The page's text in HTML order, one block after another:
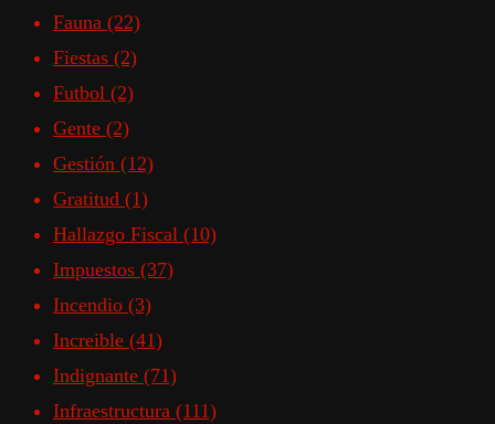
Fauna (22)
Fiestas (2)
Futbol (2)
Gente (2)
Gestión (12)
Gratitud (1)
Hallazgo Fiscal (10)
Impuestos (37)
Incendio (3)
Increible (41)
Indignante (71)
Infraestructura (111)